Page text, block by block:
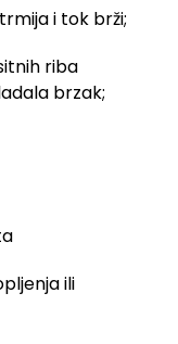
i tok brži;
riba
brzak;
ili